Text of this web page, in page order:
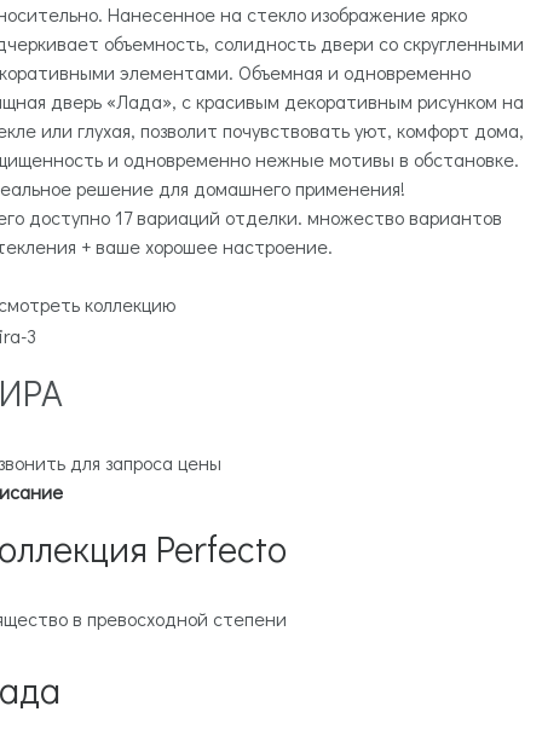
Нанесенное на стекло изображение ярко
объемность, солидность двери со скругленными
элементами. Объемная и одновременно
дверь «Лада», с красивым декоративным рисунком на
или глухая, позволит почувствовать уют, комфорт дома,
и одновременно нежные мотивы в обстановке.
решение для домашнего применения!
доступно 17 вариаций отделки. множество вариантов
+ ваше хорошее настроение.
коллекцию
для запроса цены
Perfecto
в превосходной степени